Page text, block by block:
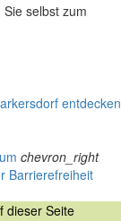
selbst zum
chevron_right
Barrierefreiheit
dieser Seite